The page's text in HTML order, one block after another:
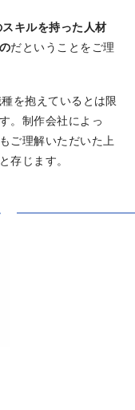
キルを持った人材
だということをご理
を抱えているとは限
。制作会社によっ
ご理解いただいた上
存じます。